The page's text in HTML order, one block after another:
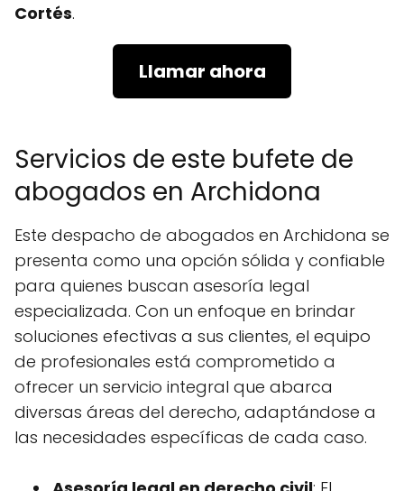
Cortés.
Llamar ahora
Servicios de este bufete de
abogados en Archidona
Este despacho de abogados en Archidona se
presenta como una opción sólida y confiable
para quienes buscan asesoría legal
especializada. Con un enfoque en brindar
soluciones efectivas a sus clientes, el equipo
de profesionales está comprometido a
ofrecer un servicio integral que abarca
diversas áreas del derecho, adaptándose a
las necesidades específicas de cada caso.